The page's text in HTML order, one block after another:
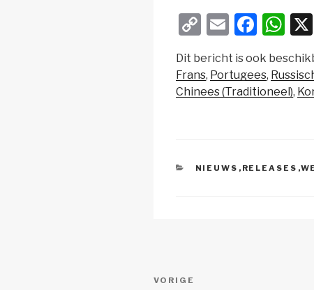
m
o
r
e
C
o
p
y
k
E
m
ail
F
a
c
e
o
W
h
at
s
p
Dit bericht is ook
Frans Portugees
Chinees (Traditioneel)
CATEGORIEËN
NIEUWS , RELEASES ,
Berichtnavigatie
Vorig
VORIGE